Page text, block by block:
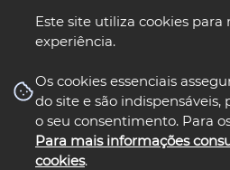
Este site utiliza cookies para
experiência.
Os cookies essenciais
do site e são
o seu consentimento. Para
Para mais informações
cookies.
nos